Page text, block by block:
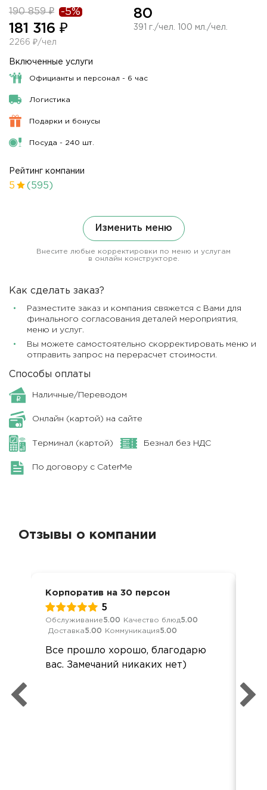
190 859 ₽ -5%
181 316 ₽
2266 ₽/чел
80
391 г./чел. 100 мл./чел.
Включенные услуги
Официанты и персонал - 6 час
Логистика
Подарки и бонусы
Посуда - 240 шт.
Рейтинг компании
5 (595)
Изменить меню
Внесите любые корректировки по меню и услугам
в онлайн конструкторе.
Как сделать заказ?
Разместите заказ и компания свяжется с Вами для
финального согласования деталей мероприятия,
меню и услуг.
Вы можете самостоятельно скорректировать меню и
отправить запрос на перерасчет стоимости.
Способы оплаты
Наличные/Переводом
Онлайн (картой) на сайте
Терминал (картой) Безнал без НДС
По договору с CaterMe
Отзывы о компании
Корпоратив на 30 персон
5
Обслуживание5.00 Качество блюд5.00
Доставка5.00 Коммуникация5.00
Все прошло хорошо, благодарю
вас. Замечаний никаких нет)